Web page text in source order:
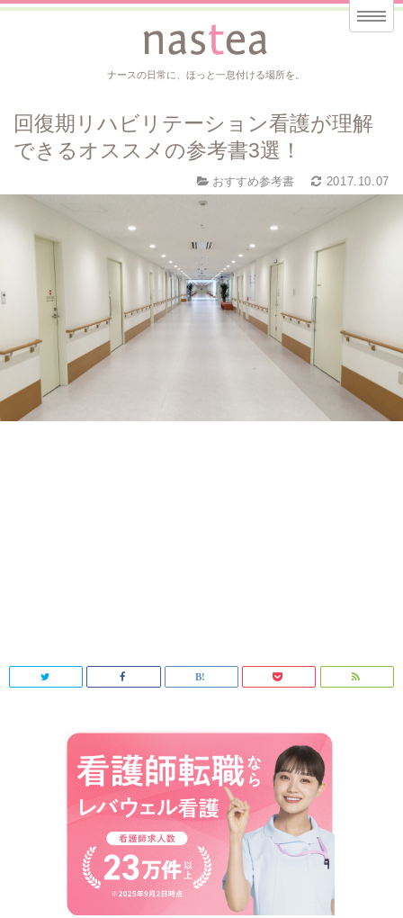
ナースの日常に、ほっと一息付ける場所を。
回復期リハビリテーション看護が理解
できるオススメの参考書3選！
おすすめ参考書 2017.10.07